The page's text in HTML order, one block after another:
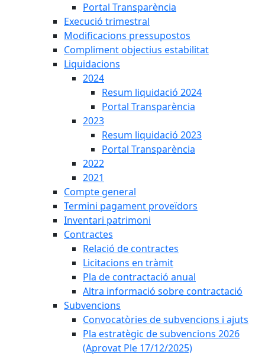
Portal Transparència
Execució trimestral
Modificacions pressupostos
Compliment objectius estabilitat
Liquidacions
2024
Resum liquidació 2024
Portal Transparència
2023
Resum liquidació 2023
Portal Transparència
2022
2021
Compte general
Termini pagament proveïdors
Inventari patrimoni
Contractes
Relació de contractes
Licitacions en tràmit
Pla de contractació anual
Altra informació sobre contractació
Subvencions
Convocatòries de subvencions i ajuts
Pla estratègic de subvencions 2026
(Aprovat Ple 17/12/2025)